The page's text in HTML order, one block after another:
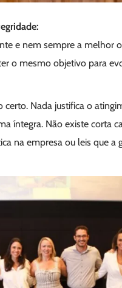
e nem sempre a melhor
o mesmo objetivo para
certo. Nada justifica o
íntegra. Não existe corta
na empresa ou leis que a